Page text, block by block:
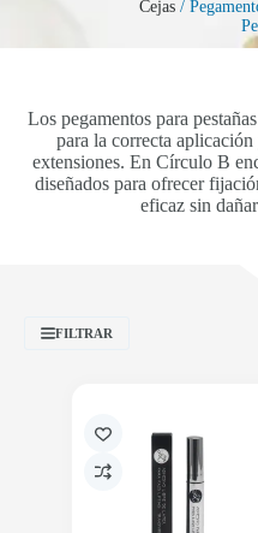
Cejas/
Los pegamentos para
para la correcta
extensiones. En Círculo B
diseñados para ofrecer
eficaz sin
FILTRAR